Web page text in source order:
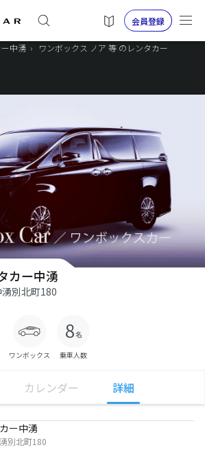
会員登録
中湧 › ワンボックス ノア 等 のレンタカー
カー中湧
別北町180
ワンボックス 乗車人数
カレンダー 詳細
ー中湧
別北町180